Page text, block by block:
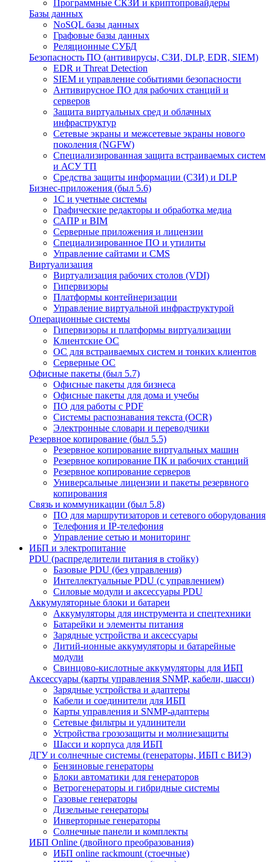
Программные СКЗИ и криптопровайдеры
Базы данных
NoSQL базы данных
Графовые базы данных
Реляционные СУБД
Безопасность ПО (антивирусы, СЗИ, DLP, EDR, SIEM)
EDR и Threat Detection
SIEM и управление событиями безопасности
Антивирусное ПО для рабочих станций и
серверов
Защита виртуальных сред и облачных
инфраструктур
Сетевые экраны и межсетевые экраны нового
поколения (NGFW)
Специализированная защита встраиваемых систем
и АСУ ТП
Средства защиты информации (СЗИ) и DLP
Бизнес-приложения (был 5.6)
1С и учетные системы
Графические редакторы и обработка медиа
САПР и BIM
Серверные приложения и лицензии
Специализированное ПО и утилиты
Управление сайтами и CMS
Виртуализация
Виртуализация рабочих столов (VDI)
Гипервизоры
Платформы контейнеризации
Управление виртуальной инфраструктурой
Операционные системы
Гипервизоры и платформы виртуализации
Клиентские ОС
ОС для встраиваемых систем и тонких клиентов
Серверные ОС
Офисные пакеты (был 5.7)
Офисные пакеты для бизнеса
Офисные пакеты для дома и учебы
ПО для работы с PDF
Системы распознавания текста (OCR)
Электронные словари и переводчики
Резервное копирование (был 5.5)
Резервное копирование виртуальных машин
Резервное копирование ПК и рабочих станций
Резервное копирование серверов
Универсальные лицензии и пакеты резервного
копирования
Связь и коммуникации (был 5.8)
ПО для маршрутизаторов и сетевого оборудования
Телефония и IP-телефония
Управление сетью и мониторинг
ИБП и электропитание
PDU (распределители питания в стойку)
Базовые PDU (без управления)
Интеллектуальные PDU (с управлением)
Силовые модули и аксессуары PDU
Аккумуляторные блоки и батареи
Аккумуляторы для инструмента и спецтехники
Батарейки и элементы питания
Зарядные устройства и аксессуары
Литий-ионные аккумуляторы и батарейные
модули
Свинцово-кислотные аккумуляторы для ИБП
Аксессуары (карты управления SNMP, кабели, шасси)
Зарядные устройства и адаптеры
Кабели и соединители для ИБП
Карты управления и SNMP-адаптеры
Сетевые фильтры и удлинители
Устройства грозозащиты и молниезащиты
Шасси и корпуса для ИБП
ДГУ и солнечные системы (генераторы, ИБП с ВИЭ)
Бензиновые генераторы
Блоки автоматики для генераторов
Ветрогенераторы и гибридные системы
Газовые генераторы
Дизельные генераторы
Инверторные генераторы
Солнечные панели и комплекты
ИБП Online (двойного преобразования)
ИБП online rackmount (стоечные)